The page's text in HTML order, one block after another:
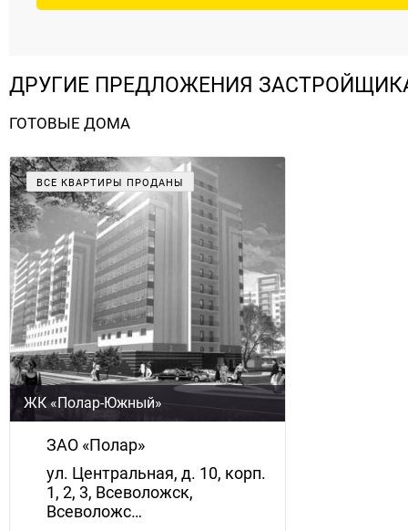
ДРУГИЕ ПРЕДЛОЖЕНИЯ
ГОТОВЫЕ ДОМА
ВСЕ КВАРТИРЫ ПРОДАНЫ
ЖК «Полар-Южный»
ЗАО «Полар»
ул. Центральная, д. 10, корп.
1, 2, 3, Всеволожск,
Всеволожс…